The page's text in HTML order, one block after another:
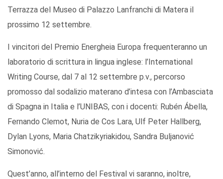
Terrazza del Museo di Palazzo Lanfranchi di Matera il
prossimo 12 settembre.
I vincitori del Premio Energheia Europa frequenteranno un
laboratorio di scrittura in lingua inglese: l’International
Writing Course, dal 7 al 12 settembre p.v., percorso
promosso dal sodalizio materano d’intesa con l’Ambasciata
di Spagna in Italia e l’UNIBAS, con i docenti: Rubén Ábella,
Fernando Clemot, Nuria de Cos Lara, Ulf Peter Hallberg,
Dylan Lyons, Maria Chatzikyriakidou, Sandra Buljanović
Simonović.
Quest’anno, all’interno del Festival vi saranno, inoltre,